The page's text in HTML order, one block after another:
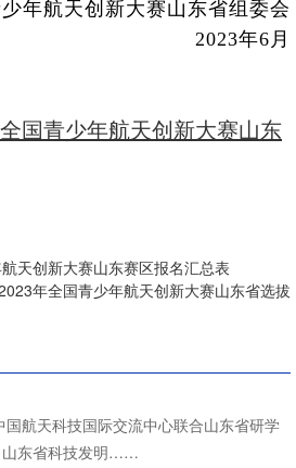
年航天创新大赛山东省组委会
年6月
国青少年航天创新大赛山东
天创新大赛山东赛区报名汇总表
年全国青少年航天创新大赛山东省选拔
国航天科技国际交流中心联合山东省研学
山东省科技发明……